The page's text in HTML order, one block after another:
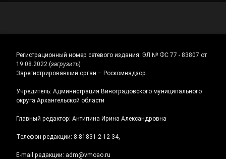
Регистрационный номер сетевого издания: ЭЛ № ФС 77 - 83807 от
19.08.2022. (загрузить)
Зарегистрировавший орган – Роскомнадзор.
Учредитель: Администрация Виноградовского муниципального
округа Архангельской области
Главный редактор: Антипина Ирина Александровна
Телефон редакции: 8-81831-2-12-34,
E-mail редакции: adm@vmoao.ru